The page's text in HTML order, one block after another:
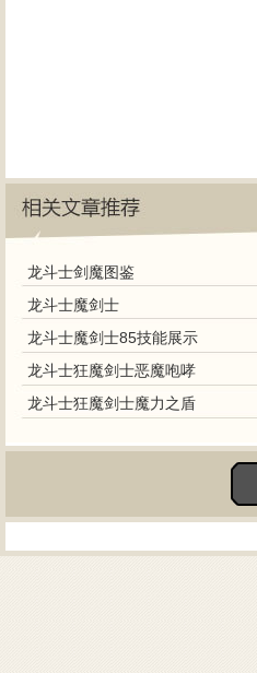
龙斗士剑魔图鉴
龙斗士魔剑士
龙斗士魔剑士85技能展示
龙斗士狂魔剑士恶魔咆哮
龙斗士狂魔剑士魔力之盾